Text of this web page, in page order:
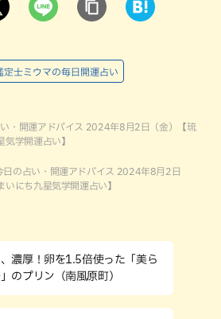
定士ミウマの毎日開運占い
・開運アドバイス 2024年8月2日（金）【琉
学開運占い】
日の占い・開運アドバイス 2024年8月2日
いにち九星気学開運占い】
濃厚！卵を1.5倍使った「美ら
のプリン（南風原町）